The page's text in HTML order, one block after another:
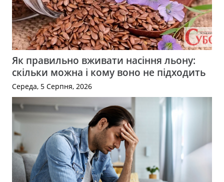
Як правильно вживати насіння льону:
скільки можна і кому воно не підходить
Середа, 5 Серпня, 2026